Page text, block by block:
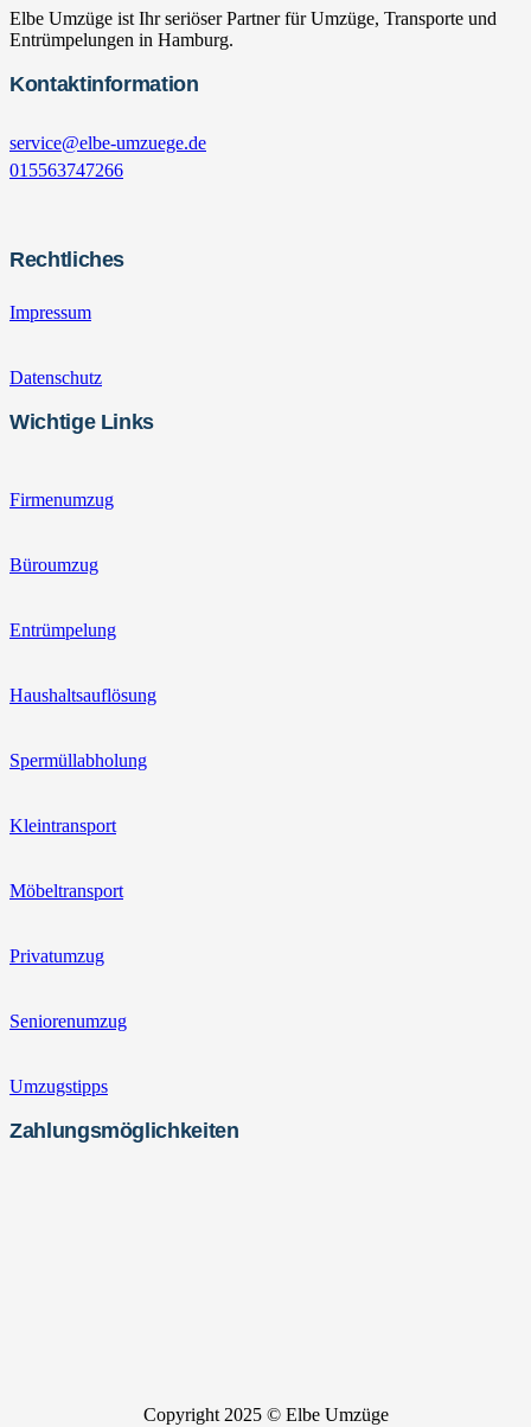
Elbe Umzüge ist Ihr seriöser Partner für Umzüge, Transporte und
Entrümpelungen in Hamburg.
Kontaktinformation
service@elbe-umzuege.de
015563747266
Rechtliches
Impressum
Datenschutz
Wichtige Links
Firmenumzug
Büroumzug
Entrümpelung
Haushaltsauflösung
Spermüllabholung
Kleintransport
Möbeltransport
Privatumzug
Seniorenumzug
Umzugstipps
Zahlungsmöglichkeiten
Copyright 2025 © Elbe Umzüge